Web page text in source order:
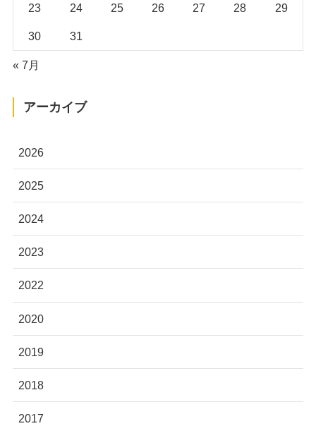
23 24 25 26 27 28 29
30 31
« 7月
アーカイブ
2026
2025
2024
2023
2022
2020
2019
2018
2017